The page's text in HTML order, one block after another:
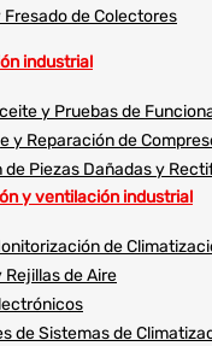
Fresado de Colectores
industrial
y Pruebas de
y Reparación de
Piezas Dañadas y
y ventilación industrial
de
Rejillas de Aire
de Sistemas de